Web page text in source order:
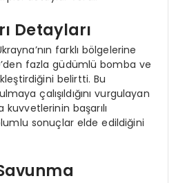
Detayları
farklı bölgelerine
fazla güdümlü bomba ve
belirtti. Bu
çalışıldığını vurgulayan
başarılı
sonuçlar elde edildiğini